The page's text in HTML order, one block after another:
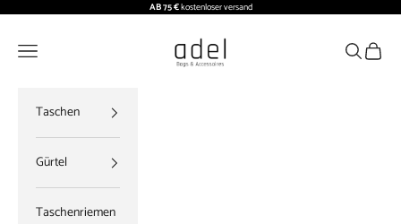
Zum Inhalt springen AB 75 €kostenloser versand
ADEL BAGS
Menü Suchen
Taschen
Gürtel
Taschenriemen